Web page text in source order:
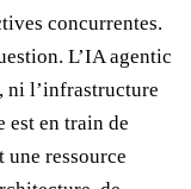
concurrentes.
L’IA agentic
ni l’infrastructure
est en train de
une ressource